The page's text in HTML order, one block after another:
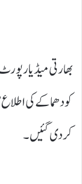
کو دھماکے کی
کردی گئیں۔